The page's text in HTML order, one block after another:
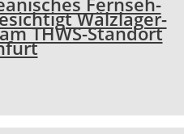
Wälzlager-
THWS-Standort